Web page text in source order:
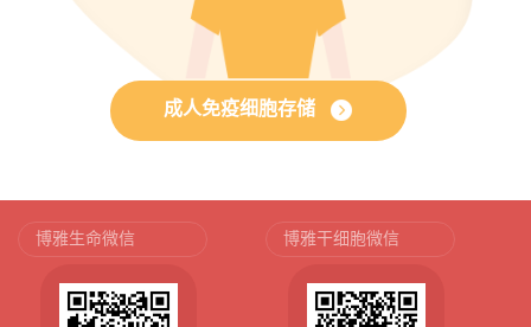
成人免疫细胞存储
博雅生命微信 博雅干细胞微信